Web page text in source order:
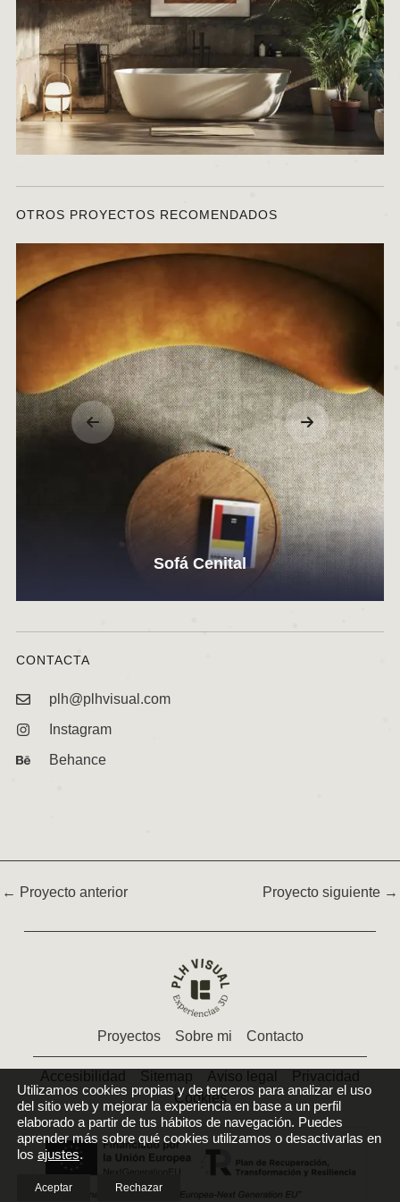
OTROS PROYECTOS RECOMENDADOS
Sofá Cenital
CONTACTA
plh@plhvisual.com
Instagram
Behance
← Proyecto anterior Proyecto siguiente →
Proyectos Sobre mi Contacto
Accesibilidad Sitemap Aviso legal
Privacidad
Cookies
Utilizamos cookies propias y de terceros para analizar el uso
del sitio web y mejorar la experiencia en base a un perfil
elaborado a partir de tus hábitos de navegación. Puedes
aprender más sobre qué cookies utilizamos o desactivarlas en
los ajustes.
Aceptar Rechazar